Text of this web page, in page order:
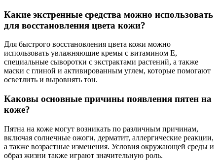
Какие экстренные средства можно использовать
для восстановления цвета кожи?
Для быстрого восстановления цвета кожи можно
использовать увлажняющие кремы с витамином E,
специальные сыворотки с экстрактами растений, а также
маски с глиной и активированным углем, которые помогают
осветлить и выровнять тон.
Каковы основные причины появления пятен на
коже?
Пятна на коже могут возникать по различным причинам,
включая солнечные ожоги, дерматит, аллергические реакции,
а также возрастные изменения. Условия окружающей среды и
образ жизни также играют значительную роль.